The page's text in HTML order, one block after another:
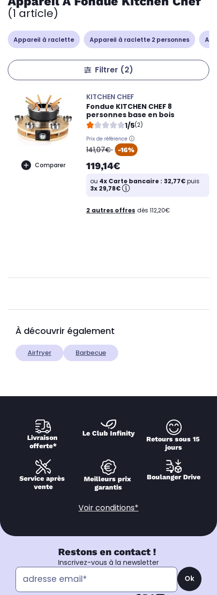
(1 article)
Appareil à raclette Appareil à raclette 2 personnes
Filtrer (2)
Comparer
KITCHEN CHEF
Fondue KITCHEN CHEF 8
personnes base en bois
1/5(2)
Prix de référence
oldPrice
141,07€ -16%
119,14€
ou 4x Carte bancaire : 32,77€puis
3x 29,78€
2 autres offres dès 112,20€
À découvrir également
Airfryer Barbecue
Livraison
offerte*
Le Club Infinity
Retours sous 15
jours
Service après
vente
Meilleurs prix
garantis
Boulanger Drive
Voir conditions*
Restons en contact !
Inscrivez-vous à la newsletter
Ok